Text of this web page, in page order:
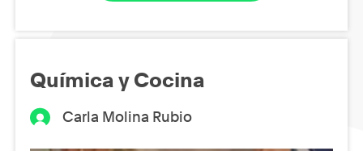
Química y Cocina
Carla Molina Rubio